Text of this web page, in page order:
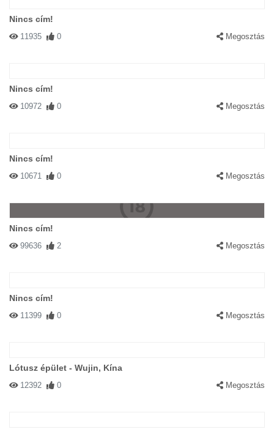
Nincs cím!
11935 0 Megosztás
Nincs cím!
10972 0 Megosztás
Nincs cím!
10671 0 Megosztás
Nincs cím!
99636 2 Megosztás
Nincs cím!
11399 0 Megosztás
Lótusz épület - Wujin, Kína
12392 0 Megosztás